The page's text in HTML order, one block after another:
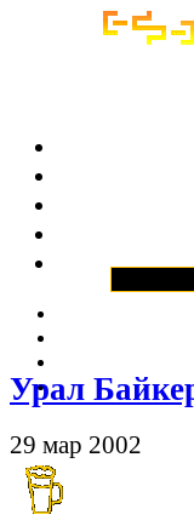
Урал
29 мар 2002